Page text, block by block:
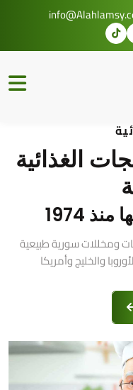
الغذائية
1974
ومخللات سورية طبيعية